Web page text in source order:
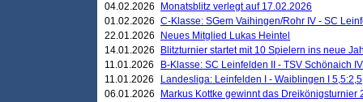
04.02.2026
Monatsblitz verlegt auf 17.02.2026
01.02.2026 C-Klasse: SGem Vaihingen/Rohr IV - SC
22.01.2026
Neues Mitglied Lukas Heintel
14.01.2026
Blitzturnier startet mit 10 Spielern ins neue
11.01.2026
B-Klasse: SC Leinfelden II - TSV Schönaich
11.01.2026
Landesliga: Leinfelden I - Waiblingen I 5,5:2,5
06.01.2026
Markus Kottke gewinnt das Dreikönigsturnier